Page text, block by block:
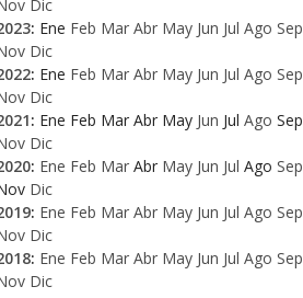
Dic
: Ene Feb Mar Abr May Jun Jul Ago Sep
Dic
: Ene Feb Mar Abr May Jun Jul Ago Sep
Dic
: Ene Feb Mar Abr May Jun Jul Ago Sep
Dic
: Ene Feb Mar Abr May Jun Jul Ago Sep
Dic
: Ene Feb Mar Abr May Jun Jul Ago Sep
Dic
: Ene Feb Mar Abr May Jun Jul Ago Sep
Dic